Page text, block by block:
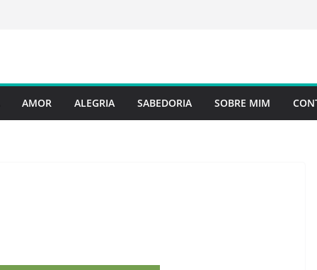
AMOR ALEGRIA SABEDORIA SOBRE MIM